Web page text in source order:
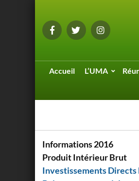
Accueil L’UMA
Informations 2016
Produit Intérieur Brut
Investissements Directs